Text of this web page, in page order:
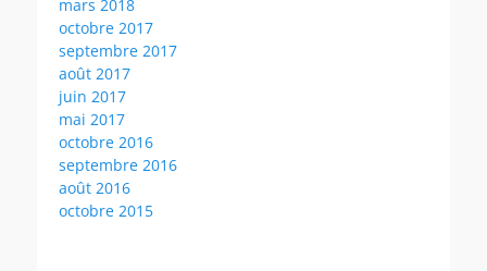
mars 2018
octobre 2017
septembre 2017
août 2017
juin 2017
mai 2017
octobre 2016
septembre 2016
août 2016
octobre 2015